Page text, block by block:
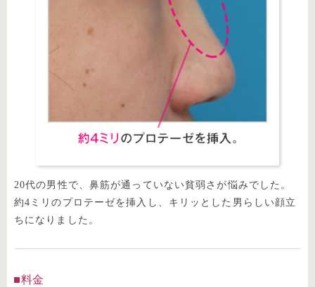
20代の男性で、鼻筋が通っていない貧弱さが悩みでした。
約4ミリのプロテーゼを挿入し、キリッとした男らしい顔立
ちになりました。
料金